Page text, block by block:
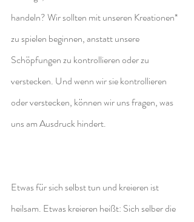
handeln? Wir sollten mit unseren Kreationen*
zu spielen beginnen, anstatt unsere
Schöpfungen zu kontrollieren oder zu
verstecken. Und wenn wir sie kontrollieren
oder verstecken, können wir uns fragen, was
uns am Ausdruck hindert.
Etwas für sich selbst tun und kreieren ist
heilsam. Etwas kreieren heißt: Sich selber die